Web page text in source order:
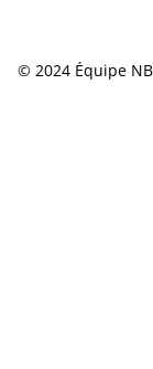
© 2024 Équipe NB